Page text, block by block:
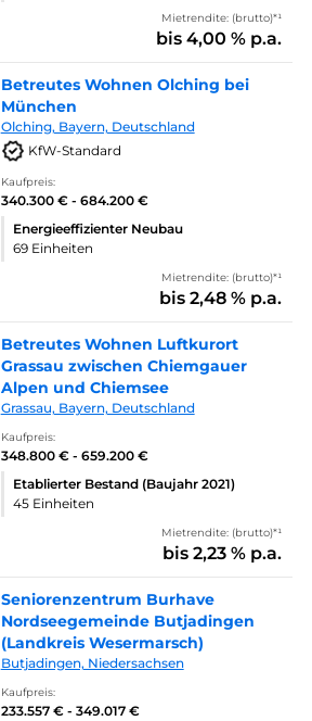
Mietrendite: (brutto)*¹
bis 4,00 % p.a.
Betreutes Wohnen Olching bei
München
Olching, Bayern, Deutschland
KfW-Standard
Kaufpreis:
340.300 € - 684.200 €
Energieeffizienter Neubau
69 Einheiten
Mietrendite: (brutto)*¹
bis 2,48 % p.a.
Betreutes Wohnen Luftkurort
Grassau zwischen Chiemgauer
Alpen und Chiemsee
Grassau, Bayern, Deutschland
Kaufpreis:
348.800 € - 659.200 €
Etablierter Bestand (Baujahr 2021)
45 Einheiten
Mietrendite: (brutto)*¹
bis 2,23 % p.a.
Seniorenzentrum Burhave
Nordseegemeinde Butjadingen
(Landkreis Wesermarsch)
Butjadingen, Niedersachsen
Kaufpreis:
233.557 € - 349.017 €